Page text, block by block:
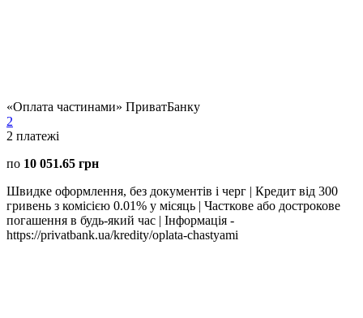
«Оплата частинами» ПриватБанку
2
2 платежі
по 10 051.65 грн
Швидке оформлення, без документів і черг | Кредит від 300
гривень з комісією 0.01% у місяць | Часткове або дострокове
погашення в будь-який час | Інформація -
https://privatbank.ua/kredity/oplata-chastyami